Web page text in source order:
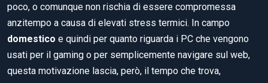
poco, o comunque non rischia di essere compromessa
anzitempo a causa di elevati stress termici. In campo
domestico e quindi per quanto riguarda i PC che vengono
usati per il gaming o per semplicemente navigare sul web,
questa motivazione lascia, però, il tempo che trova,